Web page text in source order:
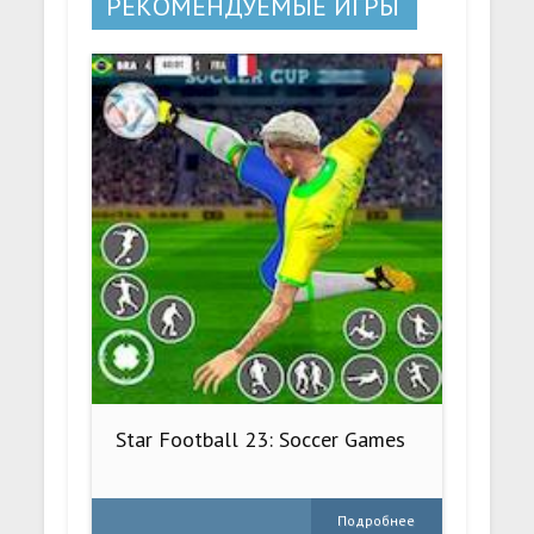
Star Football 23: Soccer Games
Подробнее